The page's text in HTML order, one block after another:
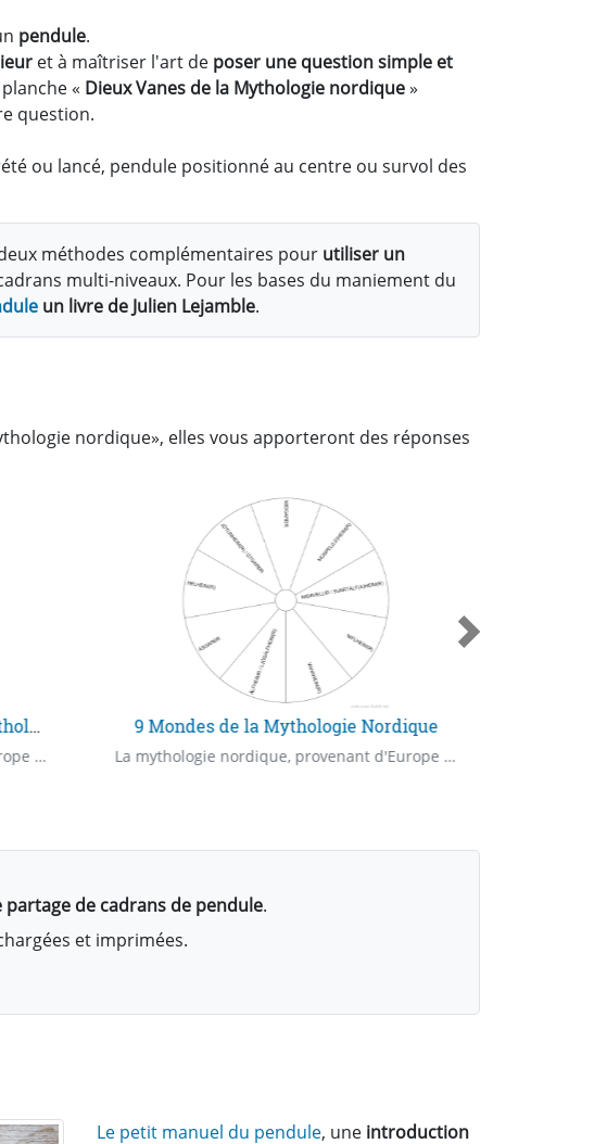
pendule.
et à maîtriser l'art de poser une question simple et
« Dieux Vanes de la Mythologie nordique»
question.
ou lancé, pendule positionné au centre ou survol des
méthodes complémentaires pour utiliser un
multi-niveaux. Pour les bases du maniement du
un livre de Julien Lejamble.
nordique», elles vous apporteront des réponses
Noms de Nains de A à F dans la Mythologie Nordique
La mythologie nordique, provenant d'Europe du Nord (la Scandinavie et de l'Islande)
9 Mondes de la Mythologie Nordique
La mythologie nordique, provenant d'Europe du Nord (la Scandinavie et de l'Islande)
partage de cadrans de pendule.
et imprimées.
Le petit manuel du pendule, une introduction